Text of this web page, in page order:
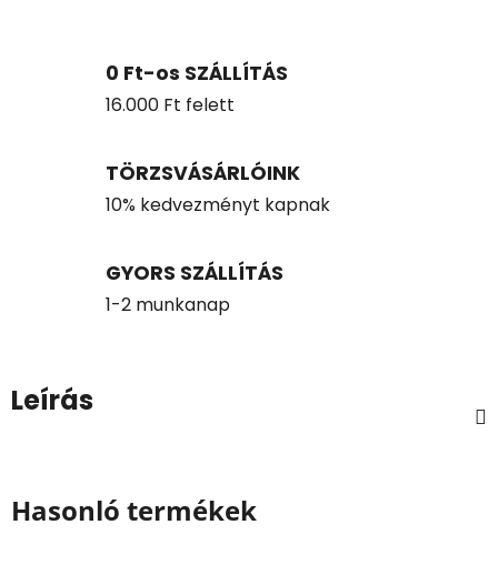
0 Ft-os SZÁLLÍTÁS
16.000 Ft felett
TÖRZSVÁSÁRLÓINK
10% kedvezményt kapnak
GYORS SZÁLLÍTÁS
1-2 munkanap
Leírás
Hasonló termékek